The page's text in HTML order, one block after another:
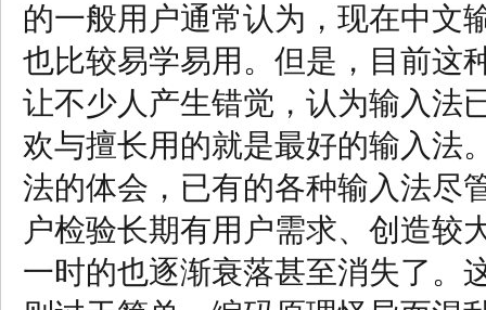
的一般用户通常认为，现在中文
也比较易学易用。但是，目前这
让不少人产生错觉，认为输入法
欢与擅长用的就是最好的输入法
法的体会，已有的各种输入法尽
户检验长期有用户需求、创造较
一时的也逐渐衰落甚至消失了。